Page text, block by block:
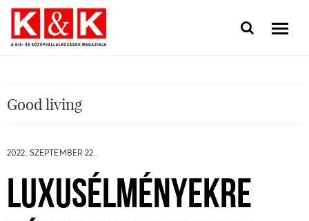
Good living
2022. SZEPTEMBER 22.
LUXUSÉLMÉNYEKRE